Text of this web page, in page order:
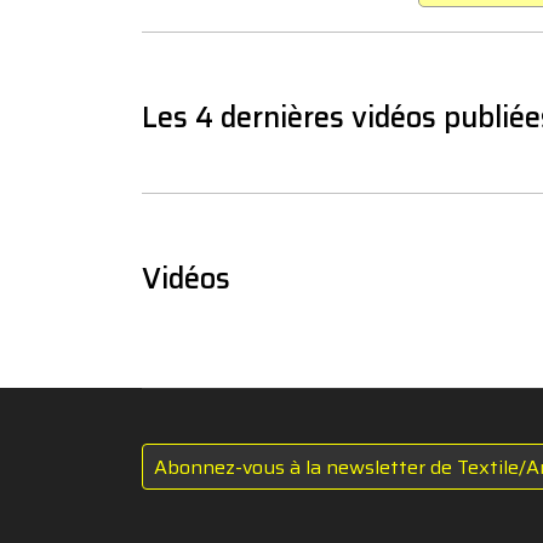
Les 4 dernières vidéos
Vidéos
Abonnez-vous à la newsletter de Textile/